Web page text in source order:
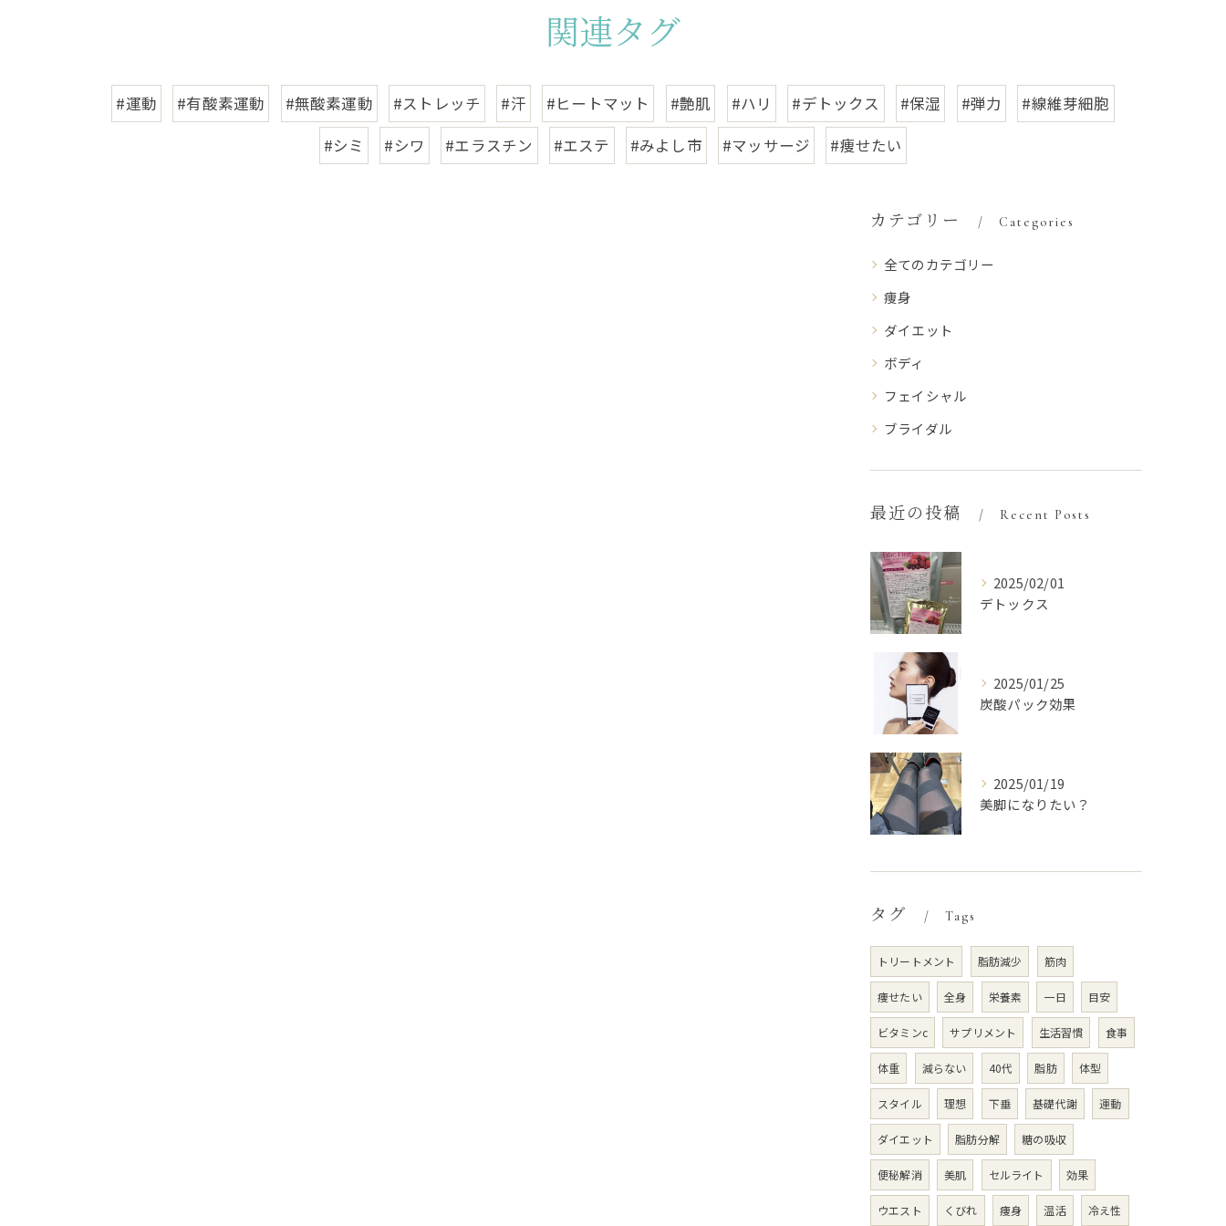
関連タグ
#運動 #有酸素運動 #無酸素運動 #ストレッチ #汗 #ヒートマット #艶肌 #ハリ #デトックス #保湿 #弾力
#線維芽細胞
#シミ
#シワ #エラスチン #エステ #みよし市 #マッサージ #痩せたい
カテゴリー Categories
全てのカテゴリー
痩身
ダイエット
ボディ
フェイシャル
ブライダル
最近の投稿 Recent Posts
2025/02/01
デトックス
2025/01/25
炭酸パック効果
2025/01/19
美脚になりたい？
タグ Tags
トリートメント 脂肪減少 筋肉
痩せたい 全身 栄養素 一日 目安
ビタミンc サプリメント 生活習慣 食事
体重 減らない 40代 脂肪 体型
スタイル 理想 下垂 基礎代謝 運動
ダイエット 脂肪分解 糖の吸収
便秘解消 美肌 セルライト 効果
ウエスト くびれ 痩身 温活 冷え性